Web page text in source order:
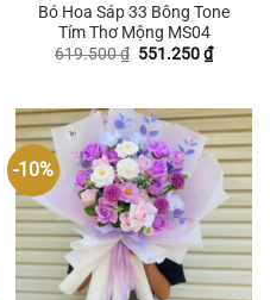
₫.
Bó Hoa Sáp 33 Bông Tone
Tím Thơ Mộng MS04
619.500₫ Giá
551.250₫Giá
hiện
-10%